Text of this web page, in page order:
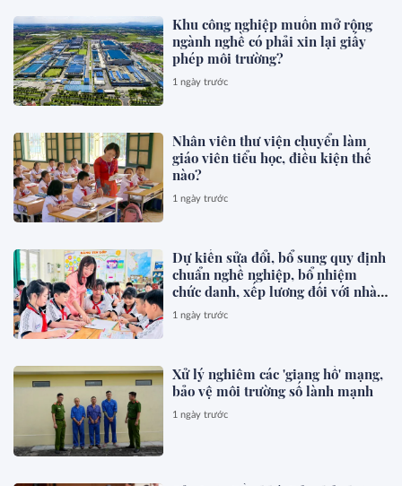
Khu công nghiệp muốn mở rộng
ngành nghề có phải xin lại giấy
phép môi trường?
1 ngày trước
Nhân viên thư viện chuyển làm
giáo viên tiểu học, điều kiện thế
nào?
1 ngày trước
Dự kiến sửa đổi, bổ sung quy định
chuẩn nghề nghiệp, bổ nhiệm
chức danh, xếp lương đối với nhà
giáo
1 ngày trước
Xử lý nghiêm các 'giang hồ' mạng,
bảo vệ môi trường số lành mạnh
1 ngày trước